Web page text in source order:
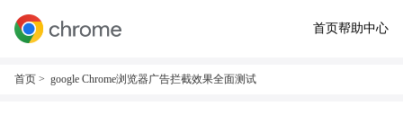
首页帮助中心
首页 > google Chrome浏览器广告拦截效果全面测试